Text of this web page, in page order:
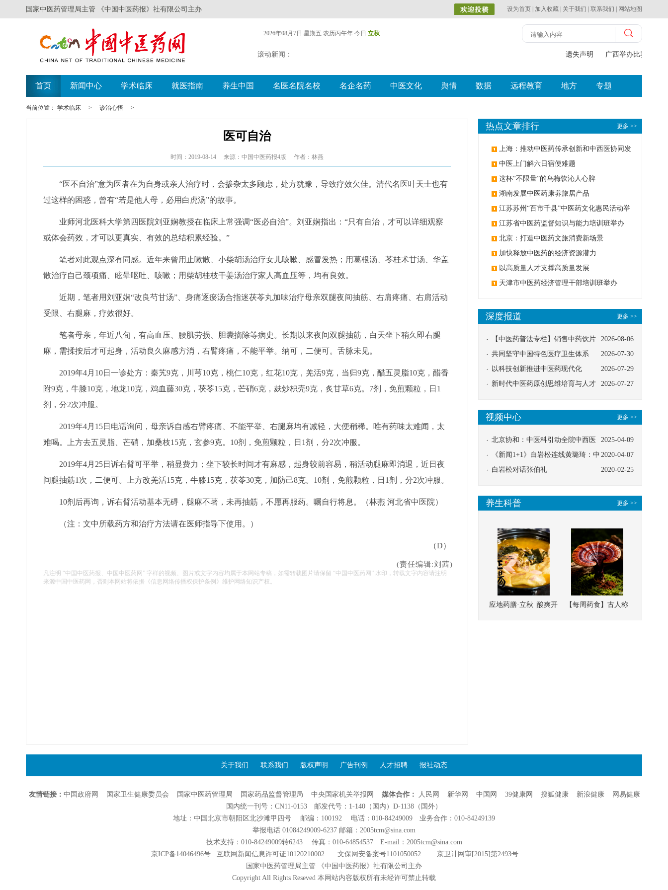
国家中医药管理局主管 《中国中医药报》社有限公司主办 设为首页 加入收藏 关于我们 联系我们 网站地图
2026年08月7日 星期五 农历丙午年 今日 立秋
滚动新闻： 遗失声明 广西举办比赛探索
首页 新闻中心 学术临床 就医指南 养生中国 名医名院名校 名企名药 中医文化 舆情 数据 远程教育 地方 专题
当前位置： 学术临床 > 诊治心悟 >
医可自治
时间：2019-08-14 来源：中国中医药报4版 作者：林燕
“医不自治”意为医者在为自身或亲人治疗时，会掺杂太多顾虑，处方犹豫，导致疗效欠佳。清代名医叶天士也有
过这样的困惑，曾有“若是他人母，必用白虎汤”的故事。
业师河北医科大学第四医院刘亚娴教授在临床上常强调“医必自治”。刘亚娴指出：“只有自治，才可以详细观察
或体会药效，才可以更真实、有效的总结积累经验。”
笔者对此观点深有同感。近年来曾用止嗽散、小柴胡汤治疗女儿咳嗽、感冒发热；用葛根汤、苓桂术甘汤、华盖
散治疗自己颈项痛、眩晕呕吐、咳嗽；用柴胡桂枝干姜汤治疗家人高血压等，均有良效。
近期，笔者用刘亚娴“改良芍甘汤”、身痛逐瘀汤合指迷茯苓丸加味治疗母亲双腿夜间抽筋、右肩疼痛、右肩活动
受限、右腿麻，疗效很好。
笔者母亲，年近八旬，有高血压、腰肌劳损、胆囊摘除等病史。长期以来夜间双腿抽筋，白天坐下稍久即右腿
麻，需揉按后才可起身，活动良久麻感方消，右臂疼痛，不能平举。纳可，二便可。舌脉未见。
2019年4月10日一诊处方：秦艽9克，川芎10克，桃仁10克，红花10克，羌活9克，当归9克，醋五灵脂10克，醋香
附9克，牛膝10克，地龙10克，鸡血藤30克，茯苓15克，芒硝6克，麸炒枳壳9克，炙甘草6克。7剂，免煎颗粒，日1
剂，分2次冲服。
2019年4月15日电话询问，母亲诉自感右臂疼痛、不能平举、右腿麻均有减轻，大便稍稀。唯有药味太难闻，太
难喝。上方去五灵脂、芒硝，加桑枝15克，玄参9克。10剂，免煎颗粒，日1剂，分2次冲服。
2019年4月25日诉右臂可平举，稍显费力；坐下较长时间才有麻感，起身较前容易，稍活动腿麻即消退，近日夜
间腿抽筋1次，二便可。上方改羌活15克，牛膝15克，茯苓30克，加防己8克。10剂，免煎颗粒，日1剂，分2次冲服。
10剂后再询，诉右臂活动基本无碍，腿麻不著，未再抽筋，不愿再服药。嘱自行将息。（林燕 河北省中医院）
（注：文中所载药方和治疗方法请在医师指导下使用。）
（D）
(责任编辑:刘茜)
凡注明 “中国中医药报、中国中医药网” 字样的视频、图片或文字内容均属于本网站专稿，如需转载图片请保留 “中国中医药网” 水印，转载文字内容请注明
来源中国中医药网，否则本网站将依据《信息网络传播权保护条例》维护网络知识产权。
更多 >>
热点文章排行
上海：推动中医药传承创新和中西医协同发
展 中医上门解六日宿便难题
这杯“不限量”的乌梅饮沁人心脾
湖南发展中医药康养旅居产品
江苏苏州“百市千县”中医药文化惠民活动举
办 江苏省中医药监督知识与能力培训班举办
北京：打造中医药文旅消费新场景
加快释放中医药的经济资源潜力
以高质量人才支撑高质量发展
天津市中医药经济管理干部培训班举办
更多 >>
深度报道
2026-08-06
【中医药普法专栏】销售中药饮片
应告知煎服方法及注意事项
2026-07-30
共同坚守中国特色医疗卫生体系
2026-07-29
以科技创新推进中医药现代化
2026-07-27
新时代中医药原创思维培育与人才
更多 >>
视频中心
2025-04-09
北京协和：中医科引动全院中西医
协同
2020-04-07
《新闻1+1》白岩松连线黄璐琦：中
医救治的临床效果
2020-02-25
白岩松对话张伯礼
更多 >>
养生科普
应地药膳·立秋 |酸爽开
【每周药食】古人称
关于我们 联系我们 版权声明 广告刊例 人才招聘 报社动态
友情链接： 中国政府网 国家卫生健康委员会 国家中医药管理局 国家药品监督管理局 中央国家机关举报网 媒体合作： 人民网 新华网 中国网 39健康网 搜狐健康 新浪健康
网易健康
国内统一刊号：CN11-0153 邮发代号：1-140（国内）D-1138（国外）
地址：中国北京市朝阳区北沙滩甲四号 邮编：100192 电话：010-84249009 业务合作：010-84249139
举报电话 01084249009-6237 邮箱：2005tcm@sina.com
技术支持：010-84249009转6243 传真：010-64854537 E-mail：2005tcm@sina.com
京ICP备14046496号
互联网新闻信息许可证10120210002文保网安备案号1101050052 京卫计网审[2015]第2493号
国家中医药管理局主管 《中国中医药报》社有限公司主办
Copyright All Rights Reseved 本网站内容版权所有未经许可禁止转载